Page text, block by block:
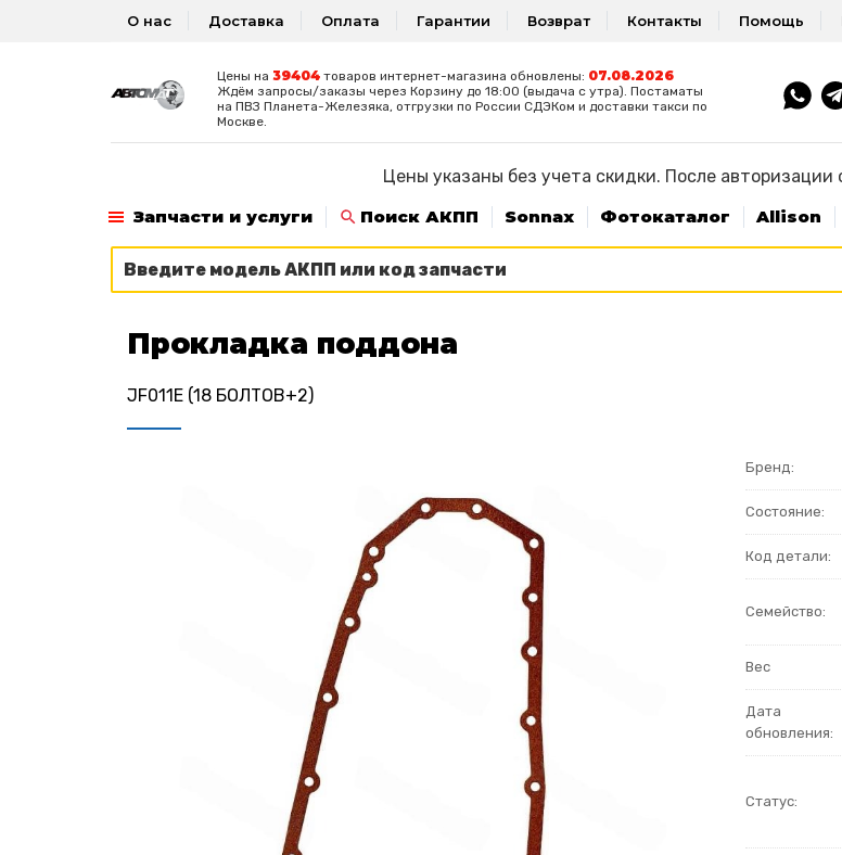
О нас Доставка Оплата Гарантии Возврат Контакты Помощь
Цены на 39404товаров интернет-магазина обновлены: 07.08.2026
Ждём запросы/заказы через Корзину до 18:00 (выдача с утра). Постаматы
на ПВЗ Планета-Железяка, отгрузки по России СДЭКом и доставки такси по
Москве.
Цены указаны без учета скидки. После авторизации
Запчасти и услуги
Поиск АКПП Sonnax Фотокаталог Allison
Прокладка поддона
JF011E (18 БОЛТОВ+2)
Бренд:
Состояние:
Код детали:
Семейство:
Вес
Дата
обновления:
Статус: